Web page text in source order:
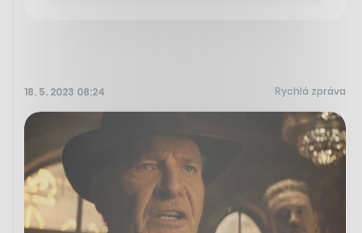
18. 5. 2023 08:24 Rychlá zpráva